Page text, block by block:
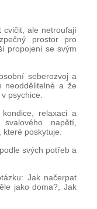
cvičit, ale netroufají
prostor pro
propojení se svým
seberozvoj a
neoddělitelné a že
psychice.
relaxaci a
napětí,
které poskytuje.
svých potřeb a
Jak načerpat
jako doma?, Jak